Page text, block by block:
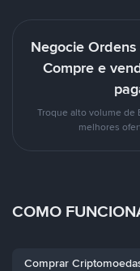
Negocie
Compre e
Troque alto volume de
melhores
COMO
Comprar